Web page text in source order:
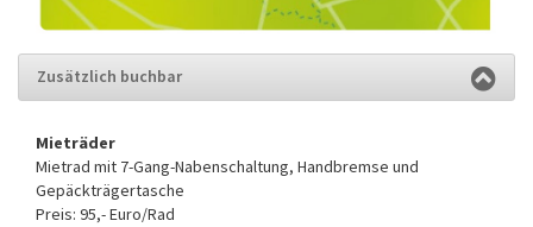
Zusätzlich buchbar
Mieträder
Mietrad mit 7-Gang-Nabenschaltung, Handbremse und
Gepäckträgertasche
Preis: 95,- Euro/Rad